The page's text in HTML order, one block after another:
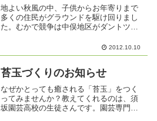
地よい秋風の中、子供からお年寄りまで
多くの住民がグラウンドを駆け回りまし
た。むかで競争は中俣地区がダントツの
火を消せ」。地区を代表する60歳以上の2
人と小学生3人が、水に見立てた玉入れよ
2012.10.10
苔玉づくりのお知らせ
なぜかとっても癒される「苔玉」をつく
ってみませんか？教えてくれるのは、須
坂園芸高校の生徒さんです。園芸専門を